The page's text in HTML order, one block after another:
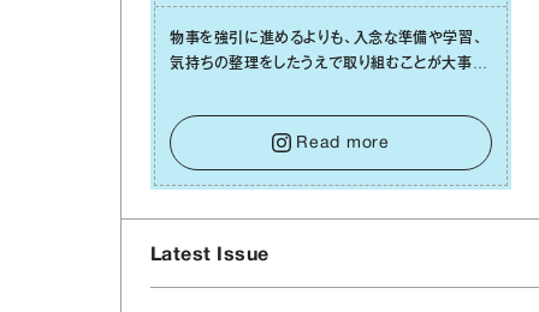
物事を強引に進めるよりも、⼊念な準備や学習、
気持ちの整理をしたうえで取り組むことが⼤事な
も焦らないで。意思を伝える⼯夫をしたり、あなた
⾃⾝や疲れていそうな⼈をいたわることに時間を
使いましょう。ここでしっかりとエネルギーを蓄
え、困難を乗り越える⼒に変えましょう。
Read more
Latest Issue